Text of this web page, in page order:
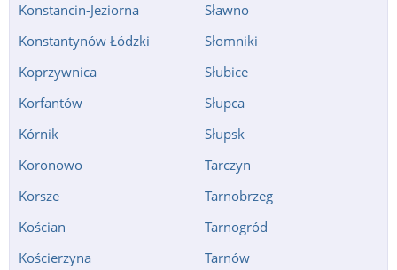
Konstancin-Jeziorna
Konstantynów Łódzki
Koprzywnica
Korfantów
Kórnik
Koronowo
Korsze
Kościan
Kościerzyna
Sławno
Słomniki
Słubice
Słupca
Słupsk
Tarczyn
Tarnobrzeg
Tarnogród
Tarnów